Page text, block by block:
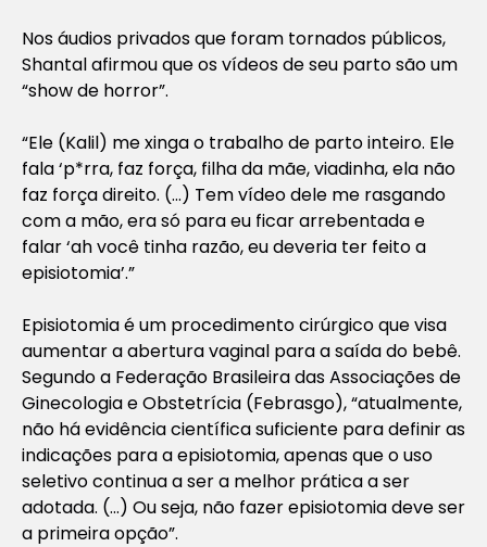
Nos áudios privados que foram tornados públicos,
Shantal afirmou que os vídeos de seu parto são um
“show de horror”.
“Ele (Kalil) me xinga o trabalho de parto inteiro. Ele
fala ‘p*rra, faz força, filha da mãe, viadinha, ela não
faz força direito. (…) Tem vídeo dele me rasgando
com a mão, era só para eu ficar arrebentada e
falar ‘ah você tinha razão, eu deveria ter feito a
episiotomia’.”
Episiotomia é um procedimento cirúrgico que visa
aumentar a abertura vaginal para a saída do bebê.
Segundo a Federação Brasileira das Associações de
Ginecologia e Obstetrícia (Febrasgo), “atualmente,
não há evidência científica suficiente para definir as
indicações para a episiotomia, apenas que o uso
seletivo continua a ser a melhor prática a ser
adotada. (…) Ou seja, não fazer episiotomia deve ser
a primeira opção”.